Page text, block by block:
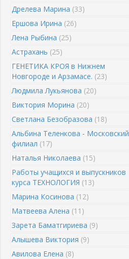
Дрелева Марина (33)
Ершова Ирина (26)
Лена Рыбина (25)
Астрахань (25)
ГЕНЕТИКА КРОЯ в Нижнем
Новгороде и Арзамасе. (23)
Людмила Лукьянова (20)
Виктория Морина (20)
Светлана Безобразова (18)
Альбина Теленкова - Московский
филиал (17)
Наталья Николаева (15)
Работы учащихся и выпускников
курса ТЕХНОЛОГИЯ (13)
Марина Косинова (12)
Матвеева Алена (11)
Зарета Баматгириева (9)
Алышева Виктория (9)
Авилова Елена (8)